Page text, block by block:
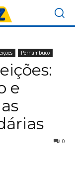
Pernambuco
e
0